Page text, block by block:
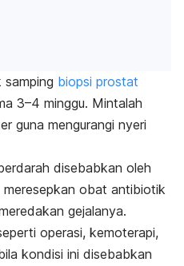
biopsi prostat
3–4 minggu. Mintalah
guna mengurangi nyeri
disebabkan oleh
obat antibiotik
gejalanya.
operasi, kemoterapi,
kondisi ini disebabkan